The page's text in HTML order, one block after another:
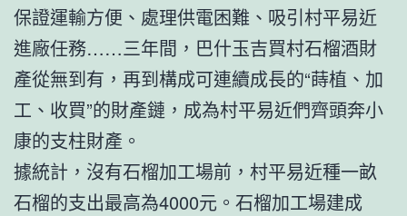
保證運輸方便、處理供電困難、吸引村平易近
進廠任務……三年間，巴什玉吉買村石榴酒財
產從無到有，再到構成可連續成長的“蒔植、加
工、收買”的財產鏈，成為村平易近們齊頭奔小
康的支柱財產。
據統計，沒有石榴加工場前，村平易近種一畝
石榴的支出最高為4000元。石榴加工場建成